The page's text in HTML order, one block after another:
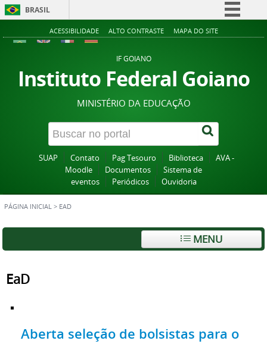
BRASIL
Simplifique!
Acesso à informação
Legislação
Canais
ACESSIBILIDADE ALTO CONTRASTE MAPA DO SITE
IF GOIANO
Instituto Federal Goiano
MINISTÉRIO DA EDUCAÇÃO
SUAP Contato Pag Tesouro Biblioteca
AVA -
Moodle
Documentos
Sistema de
eventos
Periódicos Ouvidoria
PÁGINA INICIAL > EAD
MENU
EaD
Aberta seleção de bolsistas para o